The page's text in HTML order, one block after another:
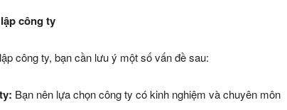
công ty
công ty, bạn cần lưu ý một số vấn đề sau:
Bạn nên lựa chọn công ty có kinh nghiệm và chuyên môn